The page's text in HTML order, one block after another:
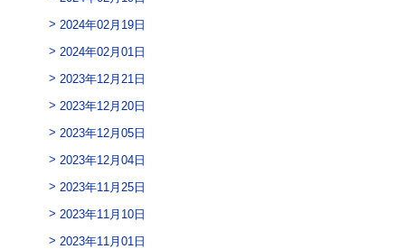
2024年02月19日
2024年02月01日
2023年12月21日
2023年12月20日
2023年12月05日
2023年12月04日
2023年11月25日
2023年11月10日
2023年11月01日